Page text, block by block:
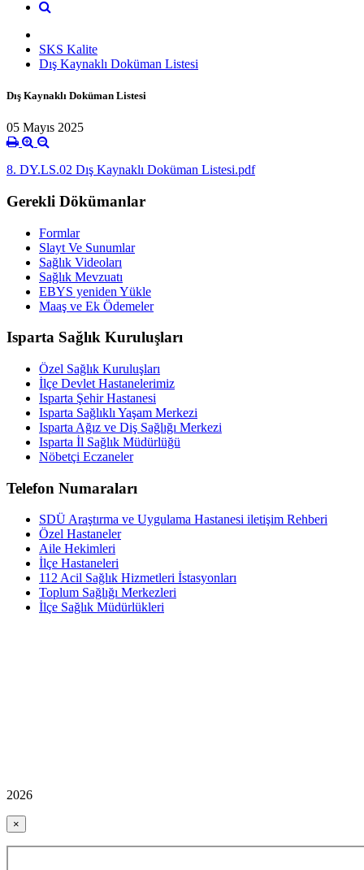
SKS Kalite
Dış Kaynaklı Doküman Listesi
Dış Kaynaklı Doküman Listesi
05 Mayıs 2025
8. DY.LS.02 Dış Kaynaklı Doküman Listesi.pdf
Gerekli Dökümanlar
Formlar
Slayt Ve Sunumlar
Sağlık Videoları
Sağlık Mevzuatı
EBYS yeniden Yükle
Maaş ve Ek Ödemeler
Isparta Sağlık Kuruluşları
Özel Sağlık Kuruluşları
İlçe Devlet Hastanelerimiz
Isparta Şehir Hastanesi
Isparta Sağlıklı Yaşam Merkezi
Isparta Ağız ve Diş Sağlığı Merkezi
Isparta İl Sağlık Müdürlüğü
Nöbetçi Eczaneler
Telefon Numaraları
SDÜ Araştırma ve Uygulama Hastanesi iletişim Rehberi
Özel Hastaneler
Aile Hekimleri
İlçe Hastaneleri
112 Acil Sağlık Hizmetleri İstasyonları
Toplum Sağlığı Merkezleri
İlçe Sağlık Müdürlükleri
2026
×